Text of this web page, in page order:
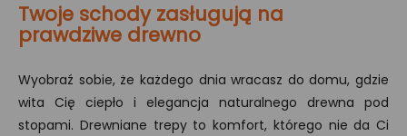
Twoje schody zasługują na
prawdziwe drewno
Wyobraź sobie, że każdego dnia wracasz do domu, gdzie
wita Cię ciepło i elegancja naturalnego drewna pod
stopami. Drewniane trepy to komfort, którego nie da Ci